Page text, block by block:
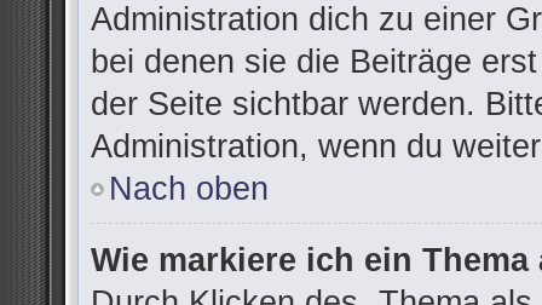
Administration dich zu einer
bei denen sie die Beiträge
der Seite sichtbar werden.
Administration, wenn du
Nach oben
Wie markiere ich ein Thema